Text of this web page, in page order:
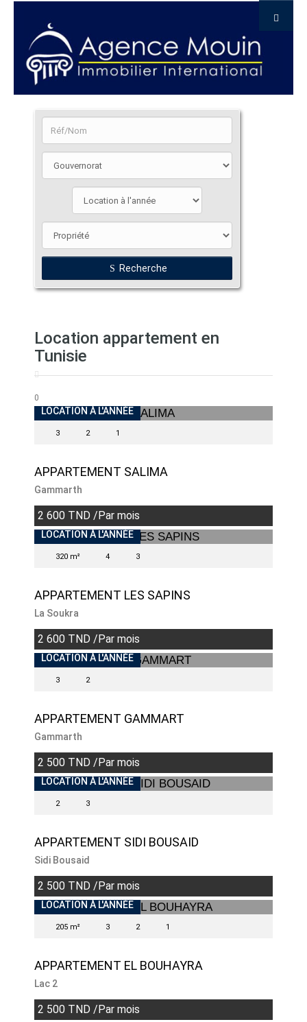
Recherche
Location appartement en
Tunisie
0
LOCATION À L'ANNÉE
3 2 1
APPARTEMENT SALIMA
Gammarth
2 600 TND /Par mois
LOCATION À L'ANNÉE
320 m² 4 3
APPARTEMENT LES SAPINS
La Soukra
2 600 TND /Par mois
INDISPONIBLE
LOCATION À L'ANNÉE
3 2
APPARTEMENT GAMMART
Gammarth
2 500 TND /Par mois
INDISPONIBLE
LOCATION À L'ANNÉE
2 3
APPARTEMENT SIDI BOUSAID
Sidi Bousaid
2 500 TND /Par mois
INDISPONIBLE
LOCATION À L'ANNÉE
205 m² 3 2 1
APPARTEMENT EL BOUHAYRA
Lac 2
2 500 TND /Par mois